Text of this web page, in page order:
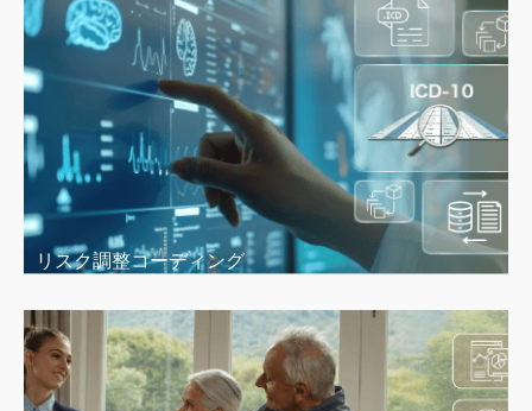
リスク調整コーディング